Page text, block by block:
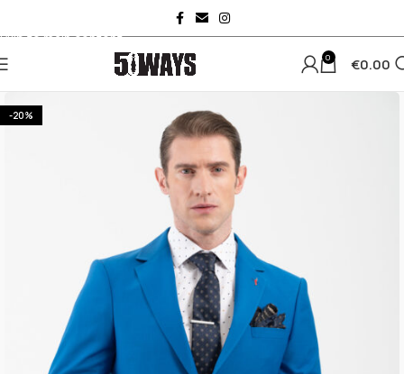
Skip to main content
0 €0.00
-20%